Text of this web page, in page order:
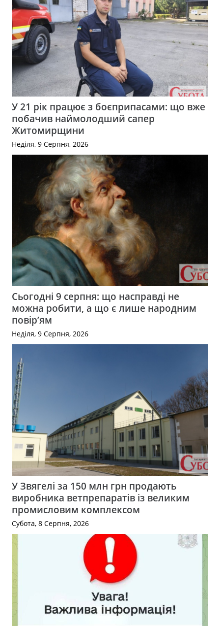
У 21 рік працює з боєприпасами: що вже
побачив наймолодший сапер
Житомирщини
Неділя, 9 Серпня, 2026
Сьогодні 9 серпня: що насправді не
можна робити, а що є лише народним
повір’ям
Неділя, 9 Серпня, 2026
У Звягелі за 150 млн грн продають
виробника ветпрепаратів із великим
промисловим комплексом
Субота, 8 Серпня, 2026